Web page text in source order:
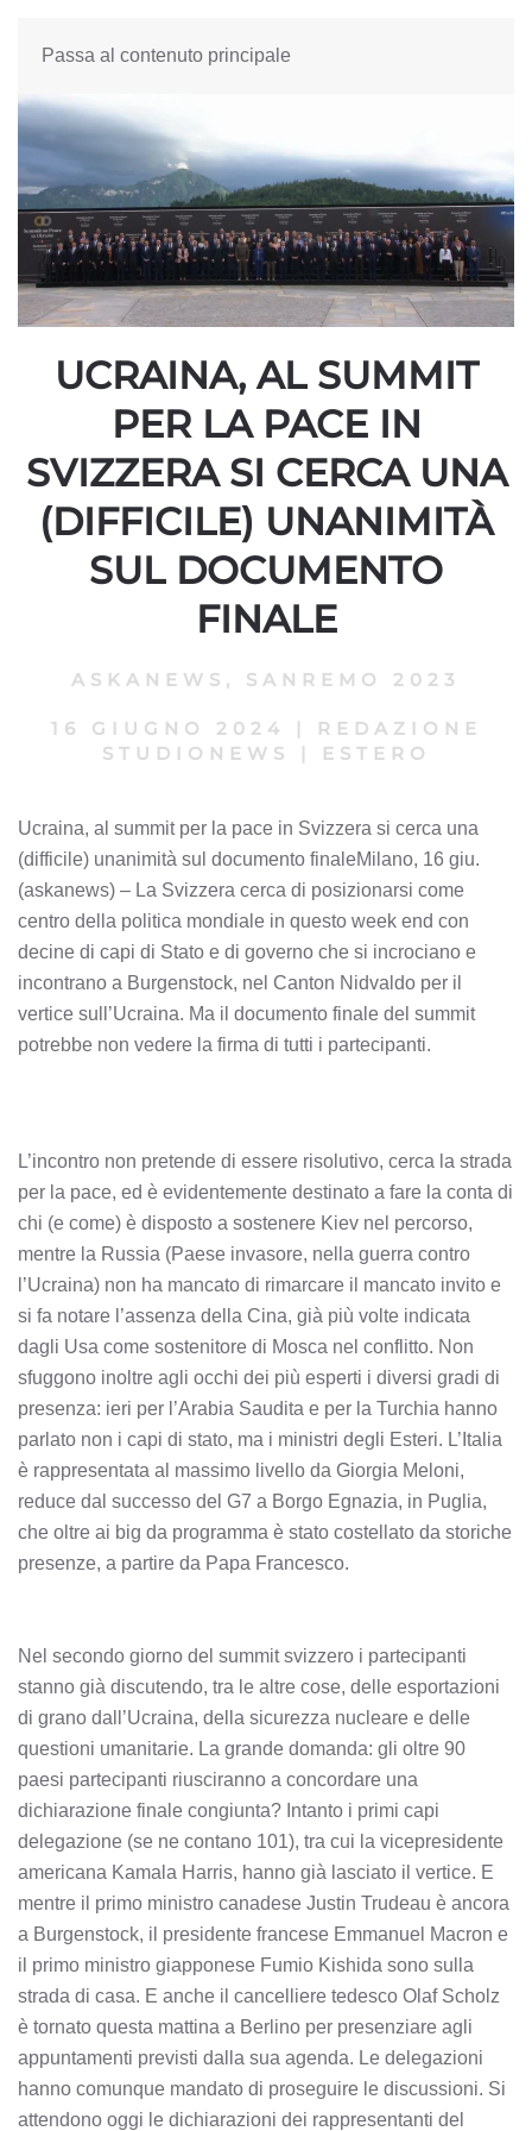
Passa al contenuto principale
UCRAINA, AL SUMMIT
PER LA PACE IN
SVIZZERA SI CERCA UNA
(DIFFICILE) UNANIMITÀ
SUL DOCUMENTO
FINALE
ASKANEWS , SANREMO 2023
16 GIUGNO 2024 |
REDAZIONE
STUDIONEWS
| ESTERO
Ucraina, al summit per la pace in Svizzera si cerca una
(difficile) unanimità sul documento finaleMilano, 16 giu.
(askanews) – La Svizzera cerca di posizionarsi come
centro della politica mondiale in questo week end con
decine di capi di Stato e di governo che si incrociano e
incontrano a Burgenstock, nel Canton Nidvaldo per il
vertice sull’Ucraina. Ma il documento finale del summit
potrebbe non vedere la firma di tutti i partecipanti.
L’incontro non pretende di essere risolutivo, cerca la strada
per la pace, ed è evidentemente destinato a fare la conta di
chi (e come) è disposto a sostenere Kiev nel percorso,
mentre la Russia (Paese invasore, nella guerra contro
l’Ucraina) non ha mancato di rimarcare il mancato invito e
si fa notare l’assenza della Cina, già più volte indicata
dagli Usa come sostenitore di Mosca nel conflitto. Non
sfuggono inoltre agli occhi dei più esperti i diversi gradi di
presenza: ieri per l’Arabia Saudita e per la Turchia hanno
parlato non i capi di stato, ma i ministri degli Esteri. L’Italia
è rappresentata al massimo livello da Giorgia Meloni,
reduce dal successo del G7 a Borgo Egnazia, in Puglia,
che oltre ai big da programma è stato costellato da storiche
presenze, a partire da Papa Francesco.
Nel secondo giorno del summit svizzero i partecipanti
stanno già discutendo, tra le altre cose, delle esportazioni
di grano dall’Ucraina, della sicurezza nucleare e delle
questioni umanitarie. La grande domanda: gli oltre 90
paesi partecipanti riusciranno a concordare una
dichiarazione finale congiunta? Intanto i primi capi
delegazione (se ne contano 101), tra cui la vicepresidente
americana Kamala Harris, hanno già lasciato il vertice. E
mentre il primo ministro canadese Justin Trudeau è ancora
a Burgenstock, il presidente francese Emmanuel Macron e
il primo ministro giapponese Fumio Kishida sono sulla
strada di casa. E anche il cancelliere tedesco Olaf Scholz
è tornato questa mattina a Berlino per presenziare agli
appuntamenti previsti dalla sua agenda. Le delegazioni
hanno comunque mandato di proseguire le discussioni. Si
attendono oggi le dichiarazioni dei rappresentanti del